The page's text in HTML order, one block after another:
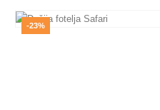
-23%